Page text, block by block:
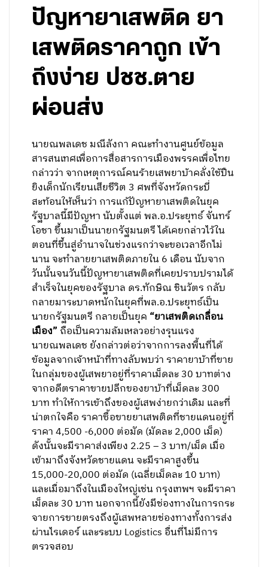
ปัญหายาเสพติด ยา
เสพติดราคาถูก เข้า
ถึงง่าย ปชช.ตาย
ผ่อนส่ง
นายณพลเดช มณีลังกา คณะทำงานศูนย์ข้อมูล
สารสนเทศเพื่อการสื่อสารการเมืองพรรคเพื่อไทย
กล่าวว่า จากเหตุการณ์คนร้ายเสพยาบ้าคลั่งใช้ปืน
ยิงเด็กนักเรียนเสียชีวิต 3 ศพที่จังหวัดกระบี่
สะท้อนให้เห็นว่า การแก้ปัญหายาเสพติดในยุค
รัฐบาลนี้มีปัญหา นับตั้งแต่ พล.อ.ประยุทธ์ จันทร์
โอชา ขึ้นมาเป็นนายกรัฐมนตรี ได้เคยกล่าวไว้ใน
ตอนที่ขึ้นสู่อำนาจในช่วงแรกว่าจะขอเวลาอีกไม่
นาน จะทำลายยาเสพติดภายใน 6 เดือน นับจาก
วันนั้นจนวันนี้ปัญหายาเสพติดที่เคยปราบปรามได้
สำเร็จในยุคของรัฐบาล ดร.ทักษิณ ชินวัตร กลับ
กลายมาระบาดหนักในยุคที่พล.อ.ประยุทธ์เป็น
นายกรัฐมนตรี กลายเป็นยุค “ยาเสพติดเกลื่อน
เมือง” ถือเป็นความล้มเหลวอย่างรุนแรง
นายณพลเดช ยังกล่าวต่อว่าจากการลงพื้นที่ได้
ข้อมูลจากเจ้าหน้าที่ทางลับพบว่า ราคายาบ้าที่ขาย
ในกลุ่มของผู้เสพยาอยู่ที่ราคาเม็ดละ 30 บาทต่าง
จากอดีตราคาขายปลีกของยาบ้าที่เม็ดละ 300
บาท ทำให้การเข้าถึงของผู้เสพง่ายกว่าเดิม และที่
น่าตกใจคือ ราคาซื้อขายยาเสพติดที่ชายแดนอยู่ที่
ราคา 4,500 -6,000 ต่อมัด (มัดละ 2,000 เม็ด)
ดังนั้นจะมีราคาส่งเพียง 2.25 – 3 บาท/เม็ด เมื่อ
เข้ามาถึงจังหวัดชายแดน จะมีราคาสูงขึ้น
15,000-20,000 ต่อมัด (เฉลี่ยเม็ดละ 10 บาท)
และเมื่อมาถึงในเมืองใหญ่เช่น กรุงเทพฯ จะมีราคา
เม็ดละ 30 บาท นอกจากนี้ยังมีช่องทางในการกระ
จายการขายตรงถึงผู้เสพหลายช่องทางทั้งการส่ง
ผ่านไรเดอร์ และระบบ Logistics อื่นที่ไม่มีการ
ตรวจสอบ